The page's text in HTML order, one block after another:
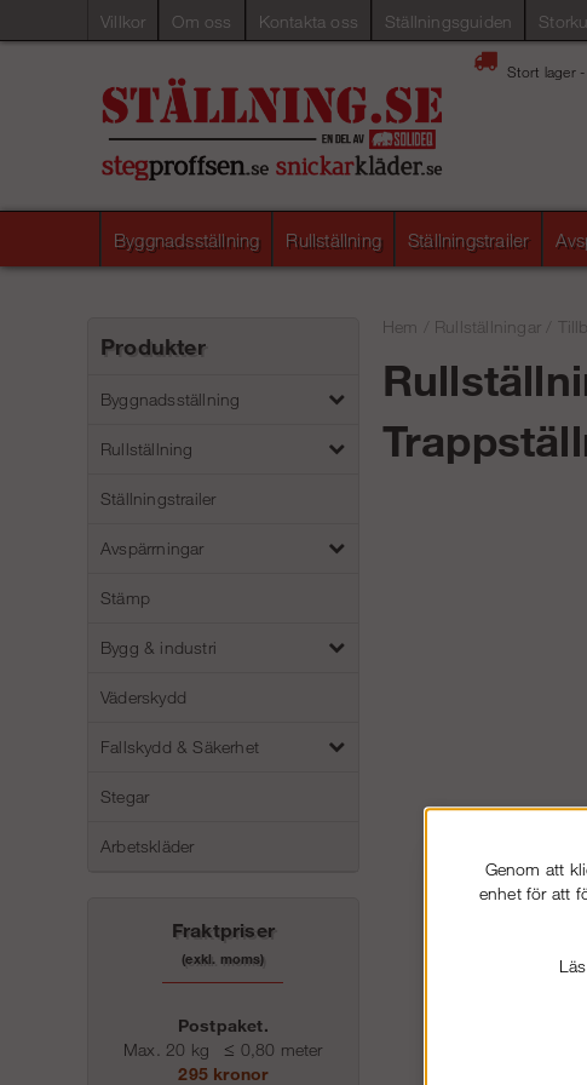
Villkor Om oss Kontakta oss Ställningsguiden
Stort lager
Byggnadsställning Rullställning Ställningstrailer
Produkter
Byggnadsställning
Rullställning
Ställningstrailer
Avspärrningar
Stämp
Bygg & industri
Väderskydd
Fallskydd & Säkerhet
Stegar
Arbetskläder
Fraktpriser
(exkl. moms)
Postpaket.
Max. 20 kg
≤ 0,80 meter
295 kronor
Hem Rullställningar
Genom att
enhet för att